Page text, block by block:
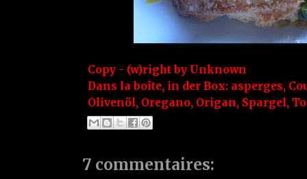
Copy - (w)right by Unknown
Dans la boîte, in der Box: asperges,
Olivenöl, Oregano, Origan, Spargel,
7 commentaires: